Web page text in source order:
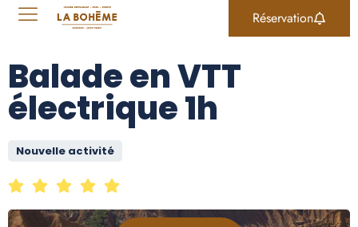
Réservation
Balade en VTT
électrique 1h
Nouvelle activité